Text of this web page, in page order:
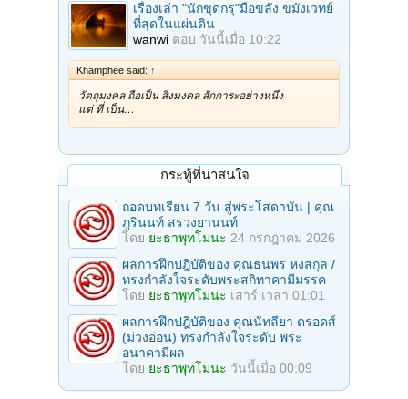
เรื่องเล่า "นักขุดกรุ"มือขลัง ขมังเวทย์
ที่สุดในแผ่นดิน
wanwi ตอบ วันนี้เมื่อ 10:22
Khamphee said: ↑
วัตถุมงคล ถือเป็น สิ่งมงคล สักการะอย่างหนึ่ง
แต่ ที่ เป็น…
กระทู้ที่น่าสนใจ
ถอดบทเรียน 7 วัน สู่พระโสดาบัน | คุณ
ภูรินนท์ สรวงยานนท์
โดย ยะธาพุทโมนะ 24 กรกฎาคม 2026
ผลการฝึกปฎิบัติของ คุณธนพร หงสกุล /
ทรงกำลังใจระดับพระสกิทาคามีมรรค
โดย ยะธาพุทโมนะ เสาร์ เวลา 01:01
ผลการฝึกปฎิบัติของ คุณนัทลียา ดรอดส์
(ม่วงอ่อน) ทรงกำลังใจระดับ พระ
อนาคามีผล
โดย ยะธาพุทโมนะ วันนี้เมื่อ 00:09